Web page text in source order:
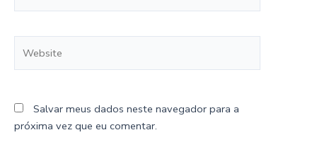
Salvar meus dados neste navegador para a
próxima vez que eu comentar.